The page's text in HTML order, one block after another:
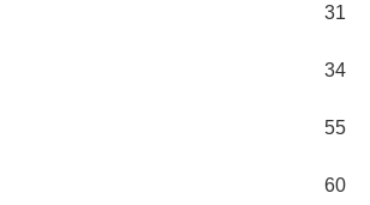
31
34
55
60